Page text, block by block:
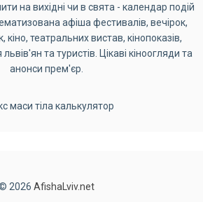
на вихідні чи в свята - календар подій
афіша фестивалів, вечірок,
кіно, театральних вистав, кінопоказів,
та туристів. Цікаві кіноогляди та
анонси прем'єр.
маси тіла калькулятор
2026 AfishaLviv.net